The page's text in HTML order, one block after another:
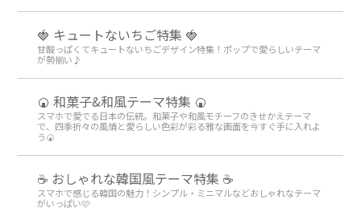
🍓 キュートないちご特集 🍓
甘酸っぱくてキュートないちごデザイン特集！ポップで愛らしいテーマ
が勢揃い♪
🍘 和菓子&和風テーマ特集 🍘
スマホで愛でる日本の伝統。和菓子や和風モチーフのきせかえテーマ
で、四季折々の風情と愛らしい色彩が彩る雅な画面を今すぐ手に入れよ
う🍘
☕ おしゃれな韓国風テーマ特集 ☕
スマホで感じる韓国の魅力！シンプル・ミニマルなどおしゃれなテーマ
がいっぱい🩷